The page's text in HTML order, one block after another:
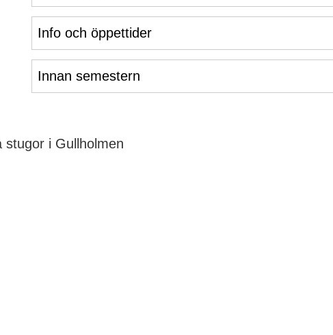
Info och öppettider
Innan semestern
i Gullholmen